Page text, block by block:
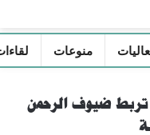
منوعات
تربط ضيوف الرحمن